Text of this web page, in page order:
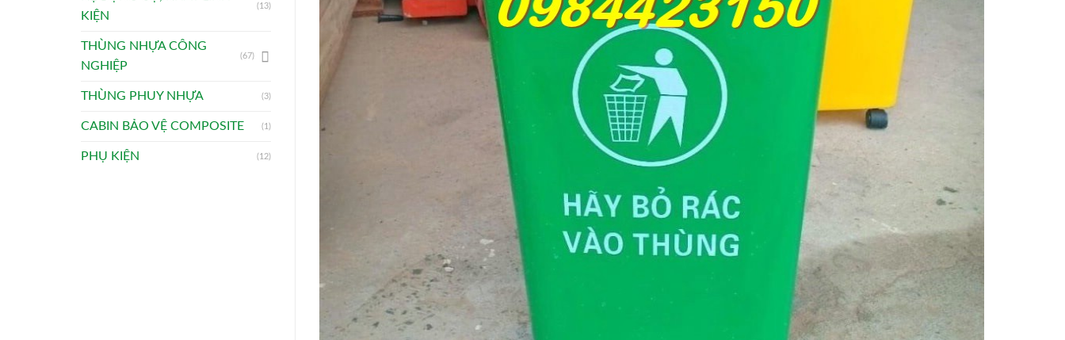
KIỆN
(13)
THÙNG NHỰA CÔNG
NGHIỆP
(67)
THÙNG PHUY NHỰA (3)
CABIN BẢO VỆ COMPOSITE (1)
PHỤ KIỆN (12)